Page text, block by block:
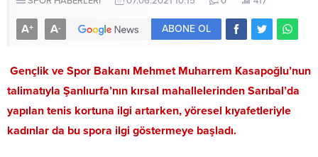
A+ A- ABONE OL
Gençlik ve Spor Bakanı Mehmet Muharrem Kasapoğlu’nun
talimatıyla Şanlıurfa’nın kırsal mahallelerinden Sarıbal’da
yapılan tenis kortuna ilgi artarken, yöresel kıyafetleriyle
kadınlar da bu spora ilgi göstermeye başladı.